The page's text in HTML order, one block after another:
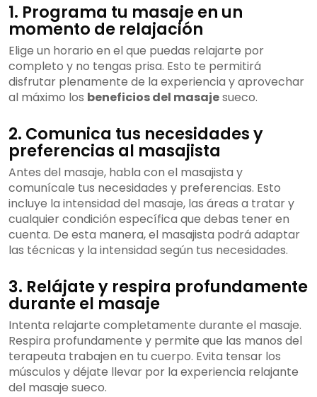
1. Programa tu masaje en un
momento de relajación
Elige un horario en el que puedas relajarte por
completo y no tengas prisa. Esto te permitirá
disfrutar plenamente de la experiencia y aprovechar
al máximo los beneficios del masajesueco.
2. Comunica tus necesidades y
preferencias al masajista
Antes del masaje, habla con el masajista y
comunícale tus necesidades y preferencias. Esto
incluye la intensidad del masaje, las áreas a tratar y
cualquier condición específica que debas tener en
cuenta. De esta manera, el masajista podrá adaptar
las técnicas y la intensidad según tus necesidades.
3. Relájate y respira profundamente
durante el masaje
Intenta relajarte completamente durante el masaje.
Respira profundamente y permite que las manos del
terapeuta trabajen en tu cuerpo. Evita tensar los
músculos y déjate llevar por la experiencia relajante
del masaje sueco.